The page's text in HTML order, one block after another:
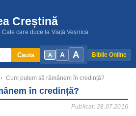
Creștină
Cale care duce la Viață Veșnică
A A A Biblie Online
Cauta
› Cum putem să rămânem în credință?
în credință?
Publicat: 28.07.2016